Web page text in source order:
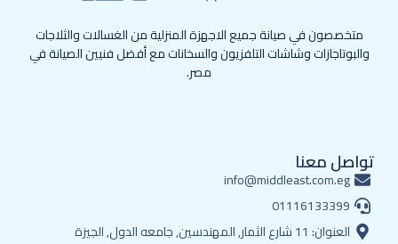
متخصصون في صيانة جميع الاجهزة المنزلية من الغسالات والثلاجات
والبوتاجازات وشاشات التلفزيون والسخانات مع أفضل فنيين الصيانة في
مصر.
تواصل معنا
info@middleast.com.eg
01116133399
العنوان: 11 شارع الثمار, المهندسين, جامعه الدول, الجيزة